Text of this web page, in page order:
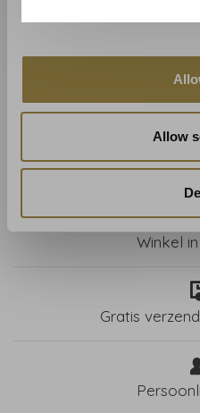
Allow
Elitis Eldorado Isola
Winkel
Gratis